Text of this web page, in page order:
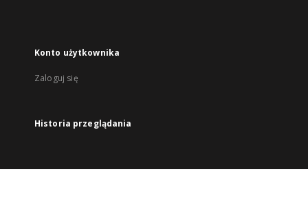
Konto użytkownika
Zaloguj się
Historia przeglądania